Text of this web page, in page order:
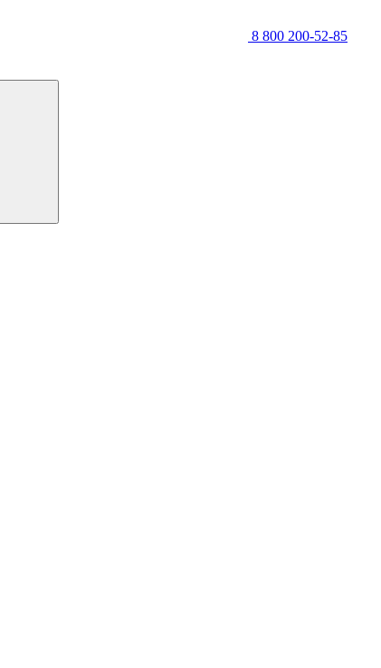
8 800 200-52-85